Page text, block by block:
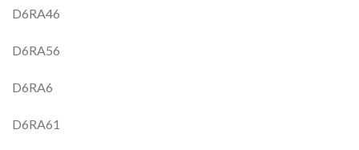
D6RA46
D6RA56
D6RA6
D6RA61